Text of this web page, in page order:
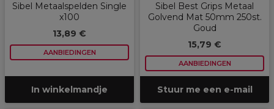
Sibel Metaalspelden Single
x100
13,89 €
AANBIEDINGEN
In winkelmandje
Sibel Best Grips Metaal
Golvend Mat 50mm 250st.
Goud
15,79 €
AANBIEDINGEN
Stuur me een e-mail